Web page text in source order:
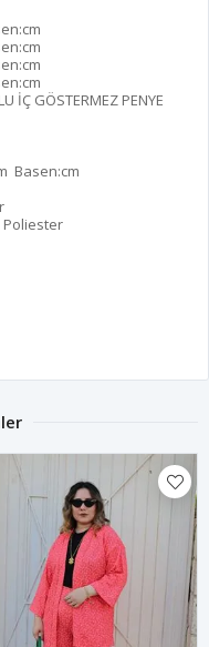
İÇ GÖSTERMEZ PENYE
Basen:cm
Poliester